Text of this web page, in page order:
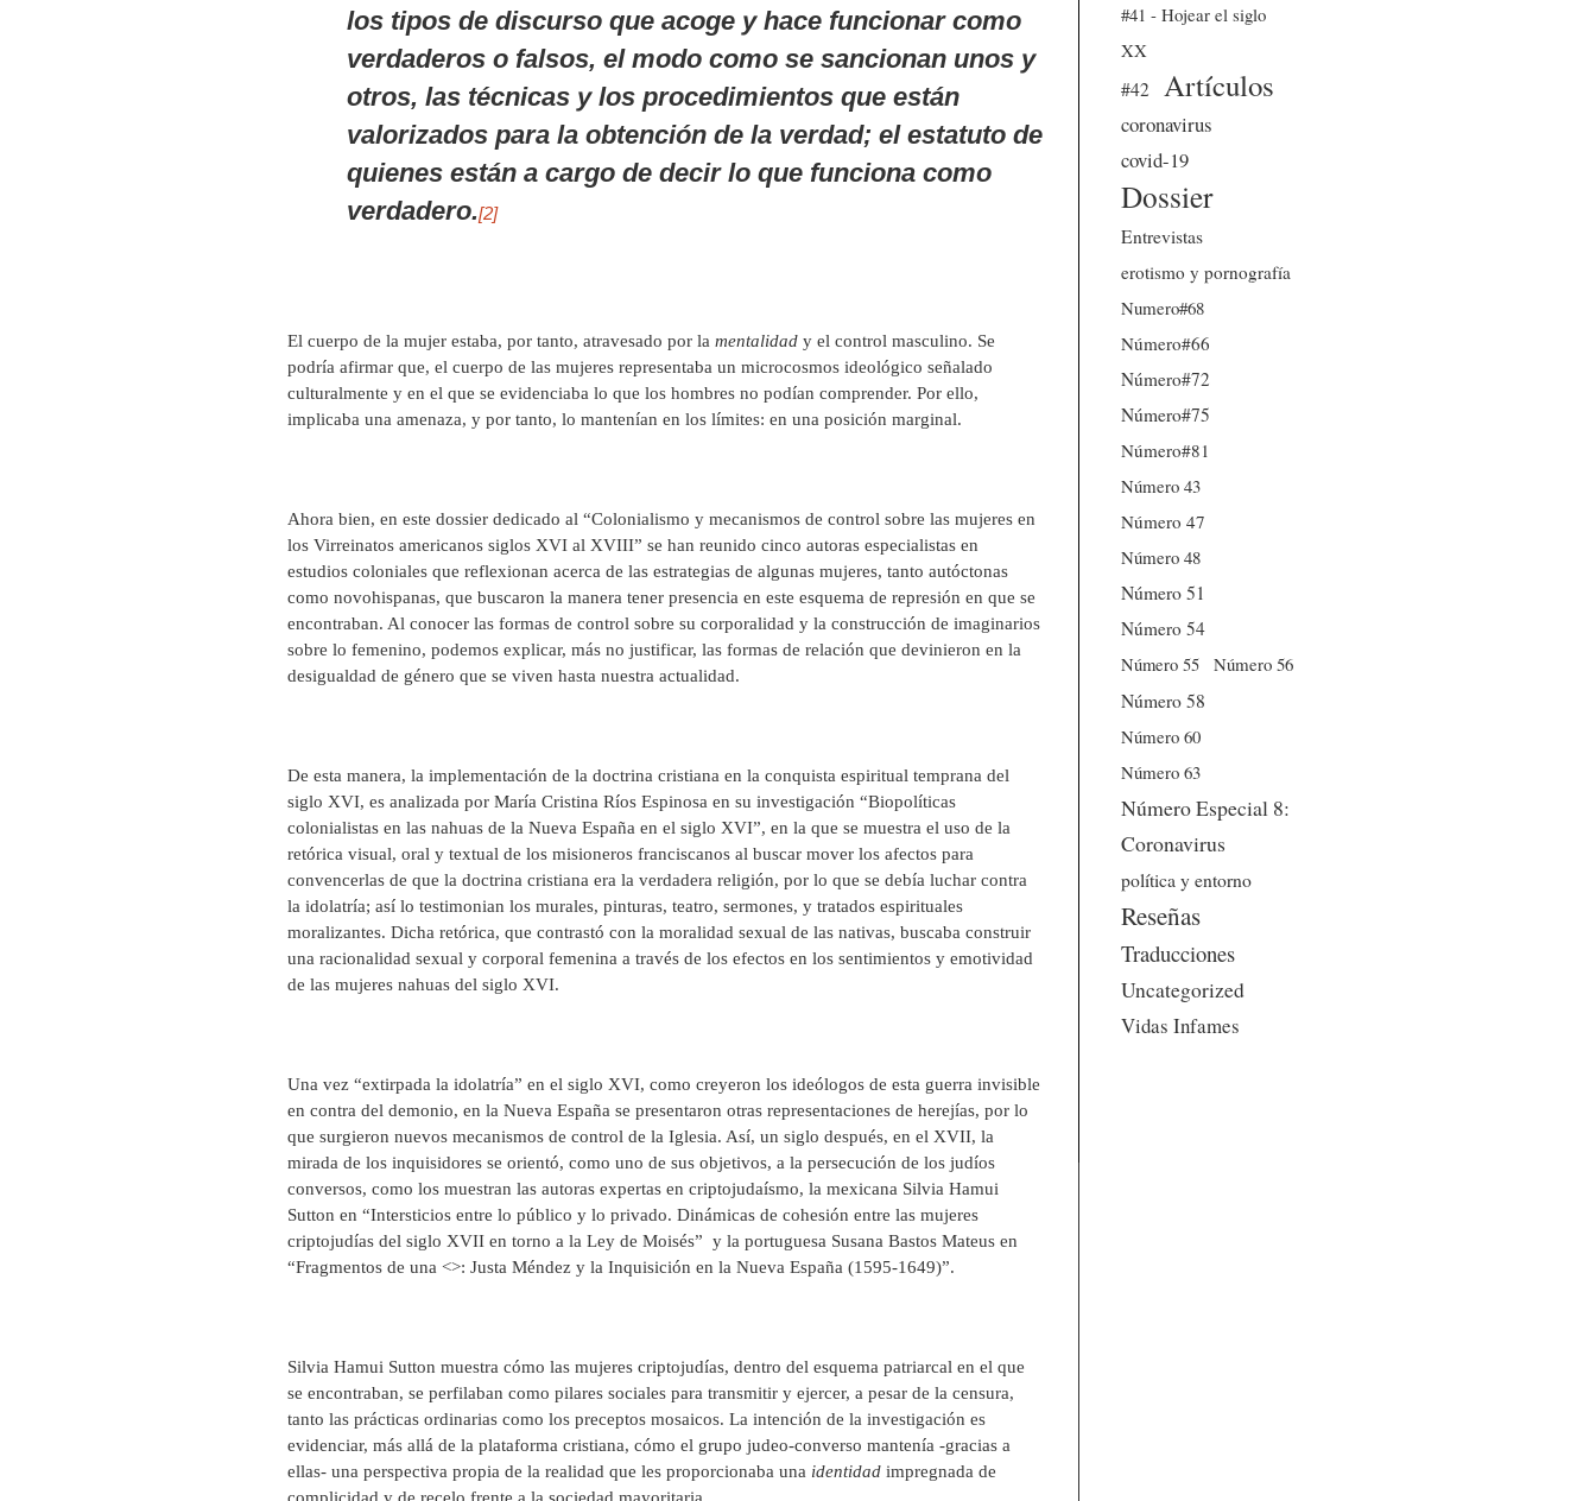
los tipos de discurso que acoge y hace funcionar como
verdaderos o falsos, el modo como se sancionan unos y
otros, las técnicas y los procedimientos que están
valorizados para la obtención de la verdad; el estatuto de
quienes están a cargo de decir lo que funciona como
verdadero.[2]
El cuerpo de la mujer estaba, por tanto, atravesado por la mentalidad y el control masculino. Se
podría afirmar que, el cuerpo de las mujeres representaba un microcosmos ideológico señalado
culturalmente y en el que se evidenciaba lo que los hombres no podían comprender. Por ello,
implicaba una amenaza, y por tanto, lo mantenían en los límites: en una posición marginal.
Ahora bien, en este dossier dedicado al “Colonialismo y mecanismos de control sobre las mujeres en
los Virreinatos americanos siglos XVI al XVIII” se han reunido cinco autoras especialistas en
estudios coloniales que reflexionan acerca de las estrategias de algunas mujeres, tanto autóctonas
como novohispanas, que buscaron la manera tener presencia en este esquema de represión en que se
encontraban. Al conocer las formas de control sobre su corporalidad y la construcción de imaginarios
sobre lo femenino, podemos explicar, más no justificar, las formas de relación que devinieron en la
desigualdad de género que se viven hasta nuestra actualidad.
De esta manera, la implementación de la doctrina cristiana en la conquista espiritual temprana del
siglo XVI, es analizada por María Cristina Ríos Espinosa en su investigación “Biopolíticas
colonialistas en las nahuas de la Nueva España en el siglo XVI”, en la que se muestra el uso de la
retórica visual, oral y textual de los misioneros franciscanos al buscar mover los afectos para
convencerlas de que la doctrina cristiana era la verdadera religión, por lo que se debía luchar contra
la idolatría; así lo testimonian los murales, pinturas, teatro, sermones, y tratados espirituales
moralizantes. Dicha retórica, que contrastó con la moralidad sexual de las nativas, buscaba construir
una racionalidad sexual y corporal femenina a través de los efectos en los sentimientos y emotividad
de las mujeres nahuas del siglo XVI.
Una vez “extirpada la idolatría” en el siglo XVI, como creyeron los ideólogos de esta guerra invisible
en contra del demonio, en la Nueva España se presentaron otras representaciones de herejías, por lo
que surgieron nuevos mecanismos de control de la Iglesia. Así, un siglo después, en el XVII, la
mirada de los inquisidores se orientó, como uno de sus objetivos, a la persecución de los judíos
conversos, como los muestran las autoras expertas en criptojudaísmo, la mexicana Silvia Hamui
Sutton en “Intersticios entre lo público y lo privado. Dinámicas de cohesión entre las mujeres
criptojudías del siglo XVII en torno a la Ley de Moisés” y la portuguesa Susana Bastos Mateus en
“Fragmentos de una <>: Justa Méndez y la Inquisición en la Nueva España (1595-1649)”.
Silvia Hamui Sutton muestra cómo las mujeres criptojudías, dentro del esquema patriarcal en el que
se encontraban, se perfilaban como pilares sociales para transmitir y ejercer, a pesar de la censura,
tanto las prácticas ordinarias como los preceptos mosaicos. La intención de la investigación es
evidenciar, más allá de la plataforma cristiana, cómo el grupo judeo-converso mantenía -gracias a
ellas- una perspectiva propia de la realidad que les proporcionaba una identidad impregnada de
#41 - Hojear el siglo
XX
#42
Artículos
coronavirus
covid-19
Dossier
Entrevistas
erotismo y pornografía
Numero#68
Número#66
Número#72
Número#75
Número#81
Número 43
Número 47
Número 48
Número 51
Número 54
Número 55
Número 56
Número 58
Número 60
Número 63
Número Especial 8:
Coronavirus
política y entorno
Reseñas
Traducciones
Uncategorized
Vidas Infames